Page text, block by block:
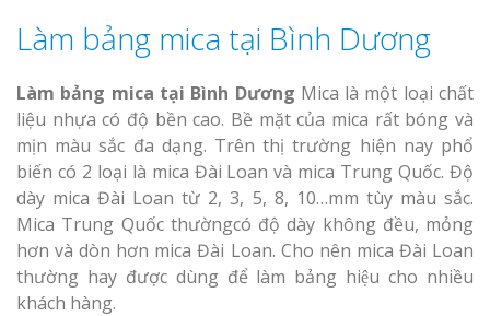
Làm bảng mica tại Bình Dương
Làm bảng mica tại Bình Dương Mica là một loại chất
liệu nhựa có độ bền cao. Bề mặt của mica rất bóng và
mịn màu sắc đa dạng. Trên thị trường hiện nay phổ
biến có 2 loại là mica Đài Loan và mica Trung Quốc. Độ
dày mica Đài Loan từ 2, 3, 5, 8, 10…mm tùy màu sắc.
Mica Trung Quốc thườngcó độ dày không đều, mỏng
hơn và dòn hơn mica Đài Loan. Cho nên mica Đài Loan
thường hay được dùng để làm bảng hiệu cho nhiều
khách hàng.
Thuốc Nghệ An Chuẩn
Làm Hộp
Mỏng Nghệ
Hút